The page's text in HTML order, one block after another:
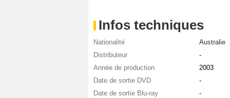
Infos techniques
Nationalité
Australie
Distributeur
-
Année de production
2003
Date de sortie DVD
-
Date de sortie Blu-ray
-